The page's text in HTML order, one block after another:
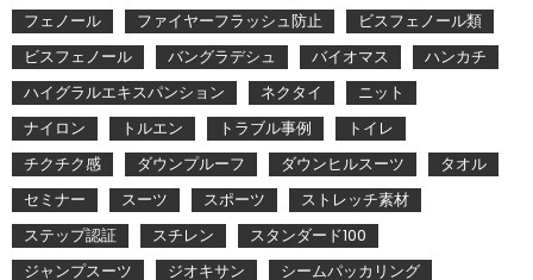
フェノール
ファイヤーフラッシュ防止
ビスフェノール類
ビスフェノール
バングラデシュ バイオマス
ハンカチ
ハイグラルエキスパンション
ネクタイ
ニット
ナイロン
トルエン トラブル事例
トイレ
チクチク感
ダウンプルーフ ダウンヒルスーツ
タオル
セミナー
スーツ スポーツ
ストレッチ素材
ステップ認証
スチレン
スタンダード100
ジャンプスーツ
ジオキサン シームパッカリング